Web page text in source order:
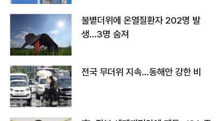
불볕더위에 온열질환자 202명 발
생…3명 숨져
전국 무더위 지속…동해안 강한 비